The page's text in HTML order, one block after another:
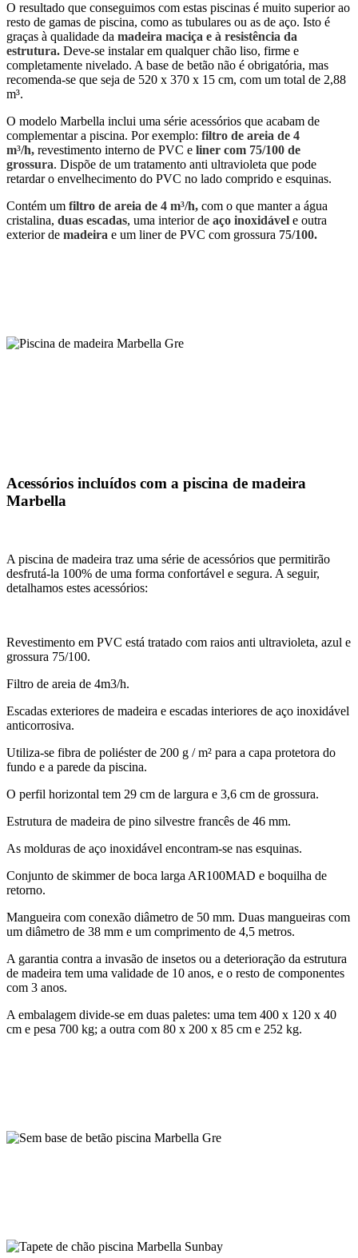
O resultado que conseguimos com estas piscinas é muito superior ao
resto de gamas de piscina, como as tubulares ou as de aço. Isto é
graças à qualidade da madeira maciça e à resistência da
estrutura. Deve-se instalar em qualquer chão liso, firme e
completamente nivelado. A base de betão não é obrigatória, mas
recomenda-se que seja de 520 x 370 x 15 cm, com um total de 2,88
m³.
O modelo Marbella inclui uma série acessórios que acabam de
complementar a piscina. Por exemplo: filtro de areia de 4
m³/h, revestimento interno de PVC e liner com 75/100 de
grossura. Dispõe de um tratamento anti ultravioleta que pode
retardar o envelhecimento do PVC no lado comprido e esquinas.
Contém um filtro de areia de 4 m³/h, com o que manter a água
cristalina, duas escadas, uma interior de aço inoxidável e outra
exterior de madeira e um liner de PVC com grossura 75/100.
Acessórios incluídos com a piscina de madeira
Marbella
A piscina de madeira traz uma série de acessórios que permitirão
desfrutá-la 100% de uma forma confortável e segura. A seguir,
detalhamos estes acessórios:
Revestimento em PVC está tratado com raios anti ultravioleta, azul e
grossura 75/100.
Filtro de areia de 4m3/h.
Escadas exteriores de madeira e escadas interiores de aço inoxidável
anticorrosiva.
Utiliza-se fibra de poliéster de 200 g / m² para a capa protetora do
fundo e a parede da piscina.
O perfil horizontal tem 29 cm de largura e 3,6 cm de grossura.
Estrutura de madeira de pino silvestre francês de 46 mm.
As molduras de aço inoxidável encontram-se nas esquinas.
Conjunto de skimmer de boca larga AR100MAD e boquilha de
retorno.
Mangueira com conexão diâmetro de 50 mm. Duas mangueiras com
um diâmetro de 38 mm e um comprimento de 4,5 metros.
A garantia contra a invasão de insetos ou a deterioração da estrutura
de madeira tem uma validade de 10 anos, e o resto de componentes
com 3 anos.
A embalagem divide-se em duas paletes: uma tem 400 x 120 x 40
cm e pesa 700 kg; a outra com 80 x 200 x 85 cm e 252 kg.